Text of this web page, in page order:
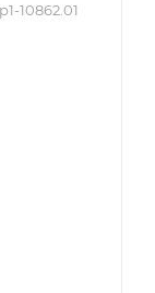
p1-10862.01